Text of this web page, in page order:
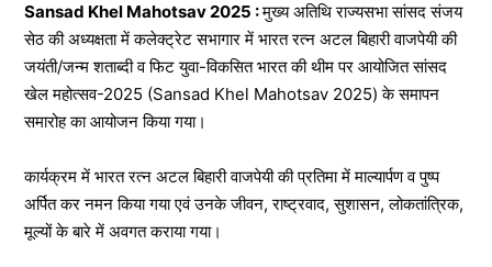
Sansad Khel Mahotsav 2025 :मुख्य अतिथि राज्यसभा सांसद संजय
सेठ की अध्यक्षता में कलेक्ट्रेट सभागार में भारत रत्न अटल बिहारी वाजपेयी की
जयंती/जन्म शताब्दी व फिट युवा-विकसित भारत की थीम पर आयोजित सांसद
खेल महोत्सव-2025 (Sansad Khel Mahotsav 2025) के समापन
समारोह का आयोजन किया गया।
कार्यक्रम में भारत रत्न अटल बिहारी वाजपेयी की प्रतिमा में माल्यार्पण व पुष्प
अर्पित कर नमन किया गया एवं उनके जीवन, राष्ट्रवाद, सुशासन, लोकतांत्रिक,
मूल्यों के बारे में अवगत कराया गया।